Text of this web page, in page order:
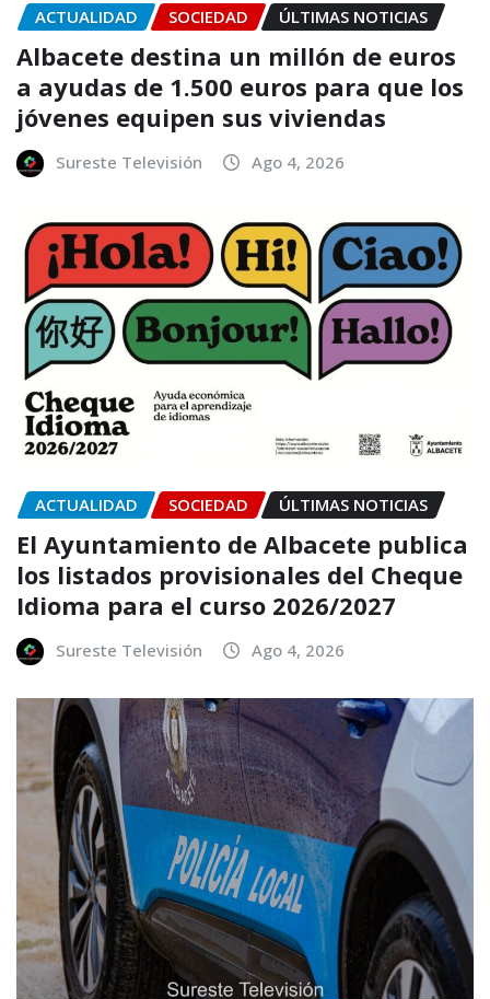
ACTUALIDAD SOCIEDAD ÚLTIMAS NOTICIAS
Albacete destina un millón de euros
a ayudas de 1.500 euros para que los
jóvenes equipen sus viviendas
Sureste Televisión Ago 4, 2026
ACTUALIDAD SOCIEDAD ÚLTIMAS NOTICIAS
El Ayuntamiento de Albacete publica
los listados provisionales del Cheque
Idioma para el curso 2026/2027
Sureste Televisión Ago 4, 2026